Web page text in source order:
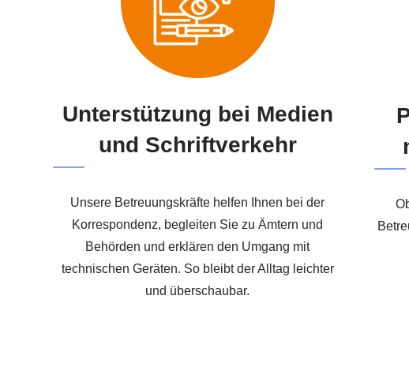
Unterstützung bei Medien
und Schriftverkehr
Unsere Betreuungskräfte helfen Ihnen bei der
Korrespondenz, begleiten Sie zu Ämtern und
Behörden und erklären den Umgang mit
technischen Geräten. So bleibt der Alltag leichter
und überschaubar.